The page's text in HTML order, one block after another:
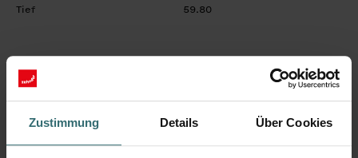
Zustimmung Details Über Cookies